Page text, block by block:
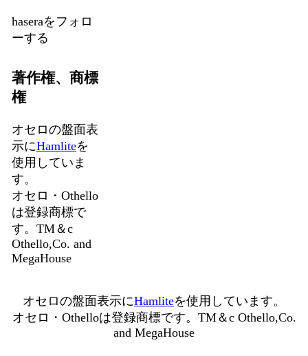
haseraをフォロ
ーする
著作権、商標
権
オセロの盤面表
示にHamliteを
使用していま
す。
オセロ・Othello
は登録商標で
す。TM＆c
Othello,Co. and
MegaHouse
オセロの盤面表示にHamliteを使用しています。
オセロ・Othelloは登録商標です。TM＆c Othello,Co.
and MegaHouse